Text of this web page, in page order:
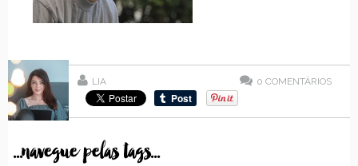
LIA 0 COMENTÁRIOS
...navegue pelas tags...